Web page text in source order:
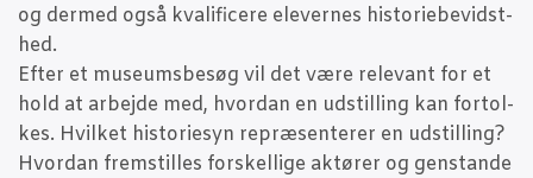
og der­med også kva­li­fi­ce­re ele­ver­nes histo­ri­e­be­vidst­
hed.
Efter et muse­ums­be­søg vil det være rele­vant for et
hold at arbej­de med, hvor­dan en udstil­ling kan for­tol­
kes. Hvil­ket histo­ri­e­syn repræ­sen­te­rer en udstil­ling?
Hvor­dan frem­stil­les for­skel­li­ge aktø­rer og gen­stan­de